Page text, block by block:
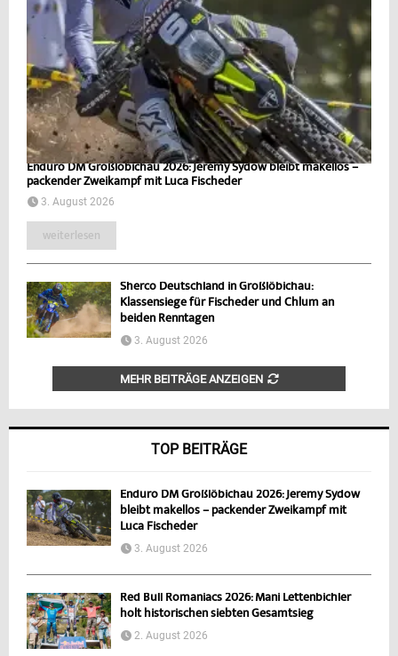
Enduro DM Großlöbichau 2026: Jeremy Sydow bleibt makellos –
packender Zweikampf mit Luca Fischeder
3. August 2026
weiterlesen
Sherco Deutschland in Großlöbichau:
Klassensiege für Fischeder und Chlum an
beiden Renntagen
3. August 2026
MEHR BEITRÄGE ANZEIGEN
TOP BEITRÄGE
Enduro DM Großlöbichau 2026: Jeremy Sydow
bleibt makellos – packender Zweikampf mit
Luca Fischeder
3. August 2026
Red Bull Romaniacs 2026: Mani Lettenbichler
holt historischen siebten Gesamtsieg
2. August 2026